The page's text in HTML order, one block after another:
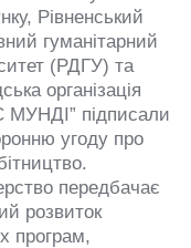
Рівненський
гуманітарний
(РДГУ) та
організація
підписали
угоду про
передбачає
розвиток
програм,